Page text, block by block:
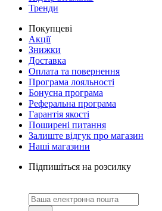
Тренди
Покупцеві
Акції
Знижки
Доставка
Оплата та повернення
Програма лояльності
Бонусна програма
Реферальна програма
Гарантія якості
Поширені питання
Залиште відгук про магазин
Наші магазини
Підпишіться на розсилку